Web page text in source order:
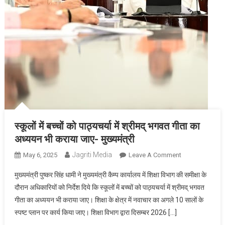
स्कूलों में बच्चों को पाठ्यचर्या में श्रीमद् भगवत गीता का
अध्ययन भी कराया जाए- मुख्यमंत्री
May 6, 2025 Jagriti Media Leave A CommentOn
में
बच्चों
को
मुख्यमंत्री पुष्कर सिंह धामी ने मुख्यमंत्री कैम्प कार्यालय में शिक्षा विभाग की समीक्षा के
दौरान अधिकारियों को निर्देश दिये कि स्कूलों में बच्चों को पाठ्यचर्या में श्रीमद् भगवत
गीता का अध्ययन भी कराया जाए। शिक्षा के क्षेत्र में नवाचार का अगले 10 सालों के
स्पष्ट प्लान पर कार्य किया जाए। शिक्षा विभाग द्वारा दिसम्बर 2026 […]